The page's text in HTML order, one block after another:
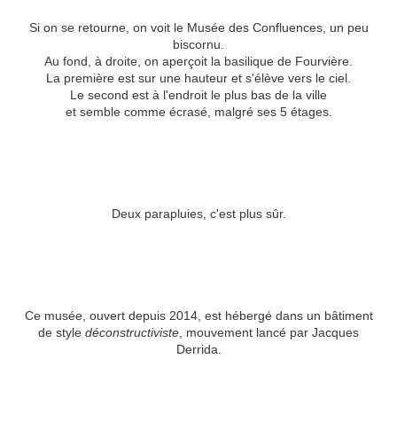
Si on se retourne, on voit le Musée des Confluences, un peu
biscornu.
Au fond, à droite, on aperçoit la basilique de Fourvière.
La première est sur une hauteur et s'élève vers le ciel.
Le second est à l'endroit le plus bas de la ville
et semble comme écrasé, malgré ses 5 étages.
Deux parapluies, c'est plus sûr.
Ce musée, ouvert depuis 2014, est hébergé dans un bâtiment
de style déconstructiviste , mouvement lancé par Jacques
Derrida.